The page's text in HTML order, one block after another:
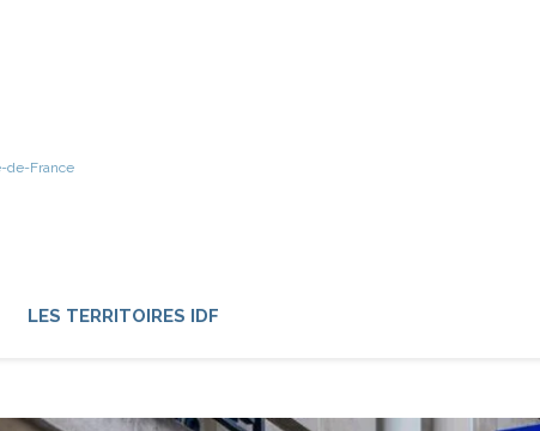
de-France
LES TERRITOIRES IDF